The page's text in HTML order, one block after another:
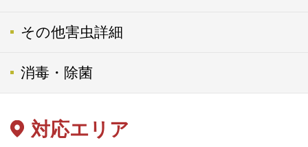
その他害虫詳細
消毒・除菌
対応エリア